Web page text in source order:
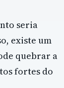
seria
existe um
quebrar a
fortes do